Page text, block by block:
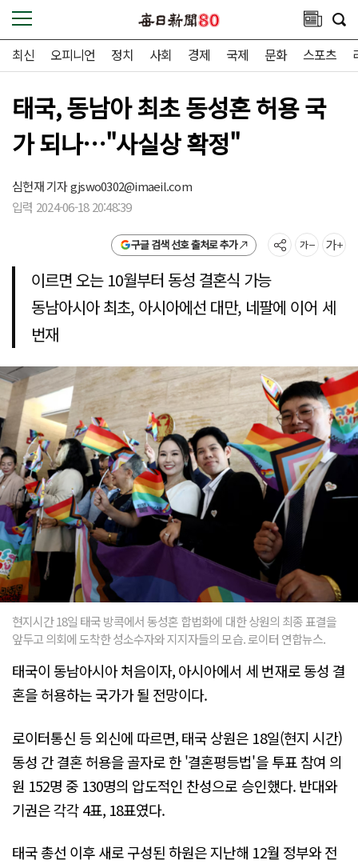
최신 오피니언 정치 사회 경제 국제 문화 스포츠
태국, 동남아 최초 동성혼 허용 국
가 되나…"사실상 확정"
심헌재 기자gjswo0302@imaeil.com
입력 2024-06-18 20:48:39
구글 검색 선호 출처로 추가
이르면 오는 10월부터 동성 결혼식 가능
동남아시아 최초, 아시아에선 대만, 네팔에 이어 세
번재
현지시간 18일 태국 방콕에서 동성혼 합법화에 대한 상원의 최종 표결을
앞두고 의회에 도착한 성소수자와 지지자들의 모습. 로이터 연합뉴스.
태국이 동남아시아 처음이자, 아시아에서 세 번재로 동성 결
혼을 허용하는 국가가 될 전망이다.
로이터통신 등 외신에 따르면, 태국 상원은 18일(현지 시간)
동성 간 결혼 허용을 골자로 한 '결혼평등법'을 투표 참여 의
원 152명 중 130명의 압도적인 찬성으로 승인했다. 반대와
기권은 각각 4표, 18표였다.
태국 총선 이후 새로 구성된 하원은 지난해 12월 정부와 전